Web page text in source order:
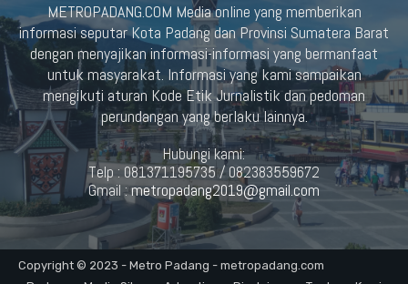
METROPADANG.COM Media online yang memberikan
informasi seputar Kota Padang dan Provinsi Sumatera Barat
dengan menyajikan informasi-informasi yang bermanfaat
untuk masyarakat. Informasi yang kami sampaikan
mengikuti aturan Kode Etik Jurnalistik dan pedoman
perundangan yang berlaku lainnya.
Hubungi kami:
Telp : 081371195735 / 082383559672
Gmail :metropadang2019@gmail.com
Copyright © 2023 - Metro Padang - metropadang.com